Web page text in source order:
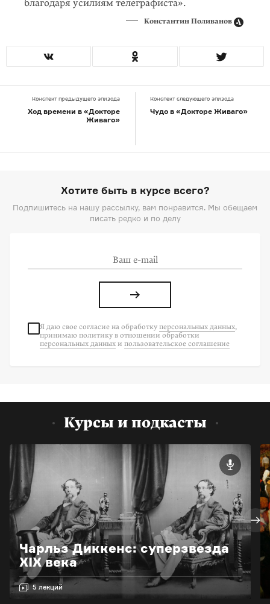
благодаря усилиям телеграфиста».
Константин Поливанов
Конспект предыдущего эпизода
Ход времени в «Докторе
Живаго»
Конспект следующего эпизода
Чудо в «Докторе Живаго»
Хотите быть в курсе всего?
Подпишитесь на нашу рассылку, вам понравится. Мы обещаем
писать редко и по делу
Я даю свое согласие на обработку персональных данных,
принимаю политику в отношении обработки
персональных данных и пользовательское соглашение
Курсы и подкасты
Чарльз Диккенс: суперзвезда
XIX века
5 лекций